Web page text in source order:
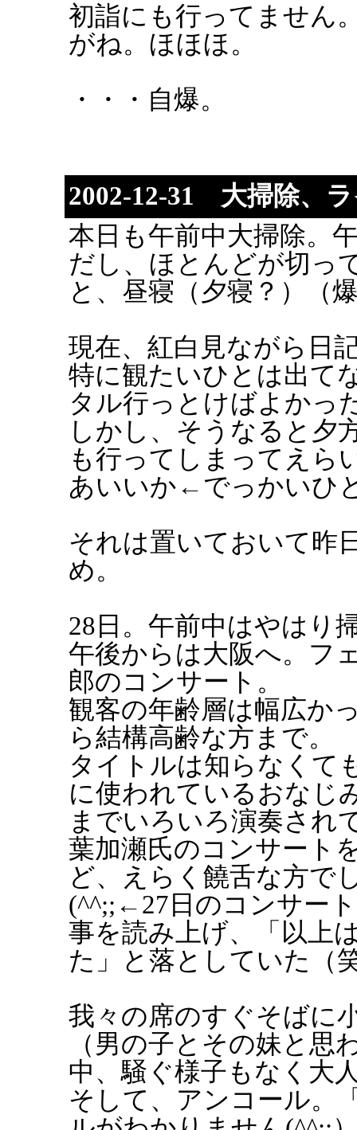
初詣にも行ってません
がね。ほほほ。
・・・自爆。
2002-12-31 大掃除、
本日も午前中大掃除。
だし、ほとんどが切っ
と、昼寝（夕寝？）（
現在、紅白見ながら日
特に観たいひとは出て
タル行っとけばよかっ
しかし、そうなると夕
も行ってしまってえら
あいいか←でっかいひ
それは置いておいて昨
め。
28日。午前中はやはり
午後からは大阪へ。フ
郎のコンサート。
観客の年齢層は幅広か
ら結構高齢な方まで。
タイトルは知らなくて
に使われているおなじ
までいろいろ演奏され
葉加瀬氏のコンサート
ど、えらく饒舌な方で
(^^;;←27日のコンサー
事を読み上げ、「以上
た」と落としていた（
我々の席のすぐそばに
（男の子とその妹と思
中、騒ぐ様子もなく大
そして、アンコール。